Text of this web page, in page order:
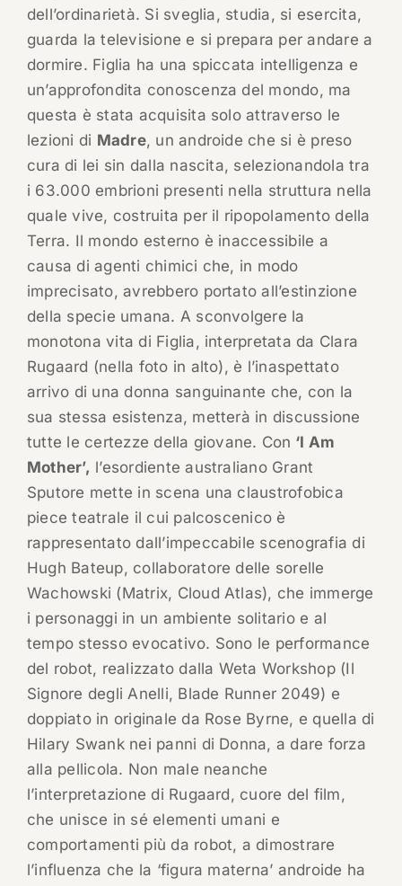
dell’ordinarietà. Si sveglia, studia, si esercita,
guarda la televisione e si prepara per andare a
dormire. Figlia ha una spiccata intelligenza e
un’approfondita conoscenza del mondo, ma
questa è stata acquisita solo attraverso le
lezioni di Madre, un androide che si è preso
cura di lei sin dalla nascita, selezionandola tra
i 63.000 embrioni presenti nella struttura nella
quale vive, costruita per il ripopolamento della
Terra. Il mondo esterno è inaccessibile a
causa di agenti chimici che, in modo
imprecisato, avrebbero portato all’estinzione
della specie umana. A sconvolgere la
monotona vita di Figlia, interpretata da Clara
Rugaard (nella foto in alto), è l’inaspettato
arrivo di una donna sanguinante che, con la
sua stessa esistenza, metterà in discussione
tutte le certezze della giovane. Con ‘I Am
Mother’, l’esordiente australiano Grant
Sputore mette in scena una claustrofobica
piece teatrale il cui palcoscenico è
rappresentato dall’impeccabile scenografia di
Hugh Bateup, collaboratore delle sorelle
Wachowski (Matrix, Cloud Atlas), che immerge
i personaggi in un ambiente solitario e al
tempo stesso evocativo. Sono le performance
del robot, realizzato dalla Weta Workshop (Il
Signore degli Anelli, Blade Runner 2049) e
doppiato in originale da Rose Byrne, e quella di
Hilary Swank nei panni di Donna, a dare forza
alla pellicola. Non male neanche
l’interpretazione di Rugaard, cuore del film,
che unisce in sé elementi umani e
comportamenti più da robot, a dimostrare
l’influenza che la ‘figura materna’ androide ha